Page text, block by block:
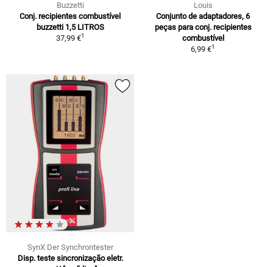
Buzzetti
Conj. recipientes combustível
buzzetti 1,5 LITROS
37,99 €1
Louis
Conjunto de adaptadores, 6
peças para conj. recipientes
combustível
6,99 €1
SynX Der Synchrontester
Disp. teste sincronização eletr.